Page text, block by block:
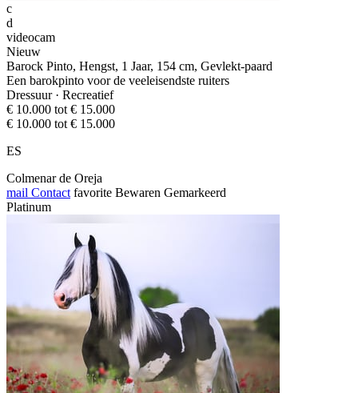
c
d
videocam
Nieuw
Barock Pinto, Hengst, 1 Jaar, 154 cm, Gevlekt-paard
Een barokpinto voor de veeleisendste ruiters
Dressuur · Recreatief
€ 10.000 tot € 15.000
€ 10.000 tot € 15.000
ES
Colmenar de Oreja
mail Contact favorite Bewaren Gemarkeerd
Platinum